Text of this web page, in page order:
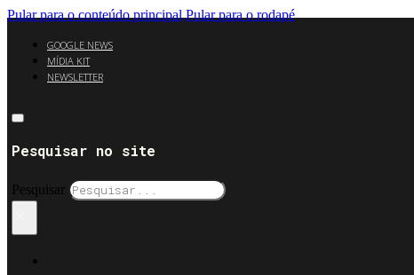
Pular para o conteúdo principal Pular para o rodapé
GOOGLE NEWS
MÍDIA KIT
NEWSLETTER
Pesquisar no site
Pesquisar